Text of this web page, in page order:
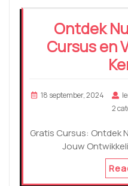
Ontdek
Cursus en
18 september, 2024
2
Gratis Cursus: Ontdek
Jouw